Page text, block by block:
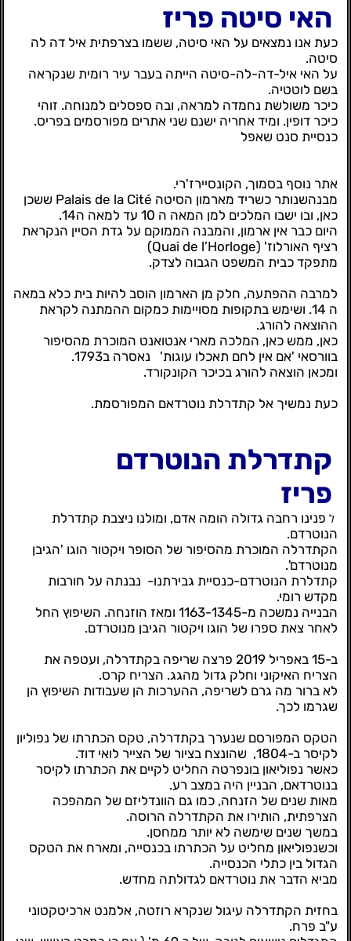
האי סיטה פריז
כעת אנו נמצאים על האי סיטה, ששמו בצרפתית איל דה לה
סיטה.
על האי איל-דה-לה-סיטה הייתה בעבר עיר רומית שנקראה
בשם לוטטיה.
כיכר משולשת נחמדה למראה, ובה ספסלים למנוחה. זוהי
כיכר דופין. ומיד אחריה ישנם שני אתרים מפורסמים בפריס.
כנסיית סנט שאפל
אתר נוסף בסמוך, הקונסיירז'רי.
מבנהשנותר כשריד מארמון הסיטה Palais de la Cité ששכן
כאן, ובו ישבו המלכים למן המאה ה 10 עד למאה ה14.
היום כבר אין ארמון, והמבנה הממוקם על גדת הסיין הנקראת
רציף האורלוז' (Quai de l’Horloge)
מתפקד כבית המשפט הגבוה לצדק.
למרבה ההפתעה, חלק מן הארמון הוסב להיות בית כלא במאה
ה 14. ושימש בתקופות מסויימות כמקום ההמתנה לקראת
ההוצאה להורג.
כאן, ממש כאן, המלכה מארי אנטואנט המוכרת מהסיפור
בוורסאי 'אם אין לחם תאכלו עוגות' נאסרה ב1793.
ומכאן הוצאה להורג בכיכר הקונקורד.
כעת נמשיך אל קתדרלת נוטרדאם המפורסמת.
קתדרלת הנוטרדם
פריז
ל פנינו רחבה גדולה הומה אדם, ומולנו ניצבת קתדרלת
הנוטרדם.
הקתדרלה המוכרת מהסיפור של הסופר ויקטור הוגו 'הגיבן
מנוטרדם'.
קתדלרת הנוטרדם-כנסיית גבירתנו- נבנתה על חורבות
מקדש רומי.
הבנייה נמשכה מ-1163-1345 ומאז הוזנחה. השיפוץ החל
לאחר צאת ספרו של הוגו ויקטור הגיבן מנוטרדם.
ב-15 באפריל 2019 פרצה שריפה בקתדרלה, ועטפה את
הצריח האיקוני וחלק גדול מהגג. הצריח קרס.
לא ברור מה גרם לשריפה, ההערכות הן שעבודות השיפוץ הן
שגרמו לכך.
הטקס המפורסם שנערך בקתדרלה, טקס הכתרתו של נפוליון
לקיסר ב-1804, שהונצח בציור של הצייר לואי דוד.
כאשר נפוליאון בונפרטה החליט לקיים את הכתרתו לקיסר
בנוטרדאם, הבניין היה במצב רע.
מאות שנים של הזנחה, כמו גם הוונדליזם של המהפכה
הצרפתית, הותירו את הקתדרלה הרוסה.
במשך שנים שימשה לא יותר ממחסן.
וכשנפוליאון מחליט על הכתרתו בכנסייה, ומארח את הטקס
הגדול בין כתלי הכנסייה.
מביא הדבר את נוטרדאם לגדולתה מחדש.
בחזית הקתדרלה עיגול שנקרא רוזטה, אלמנט ארכיטקטוני
ע"ב פרח.